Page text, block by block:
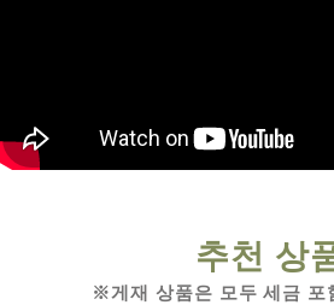
추천 상
※게재 상품은 모두 세금 포